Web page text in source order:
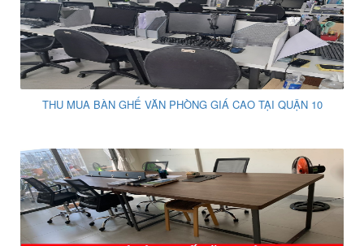
THU MUA BÀN GHẾ VĂN PHÒNG GIÁ CAO TẠI QUẬN 10